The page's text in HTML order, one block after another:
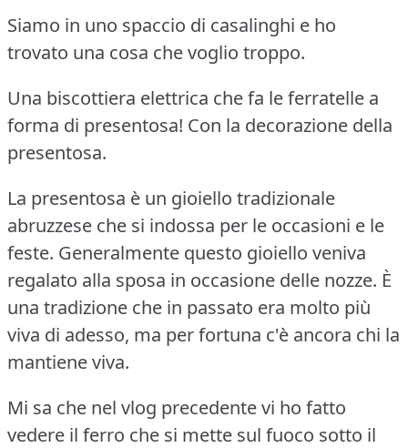
Siamo in uno spaccio di casalinghi e ho
trovato una cosa che voglio troppo.
Una biscottiera elettrica che fa le ferratelle a
forma di presentosa! Con la decorazione della
presentosa.
La presentosa è un gioiello tradizionale
abruzzese che si indossa per le occasioni e le
feste. Generalmente questo gioiello veniva
regalato alla sposa in occasione delle nozze. È
una tradizione che in passato era molto più
viva di adesso, ma per fortuna c'è ancora chi la
mantiene viva.
Mi sa che nel vlog precedente vi ho fatto
vedere il ferro che si mette sul fuoco sotto il